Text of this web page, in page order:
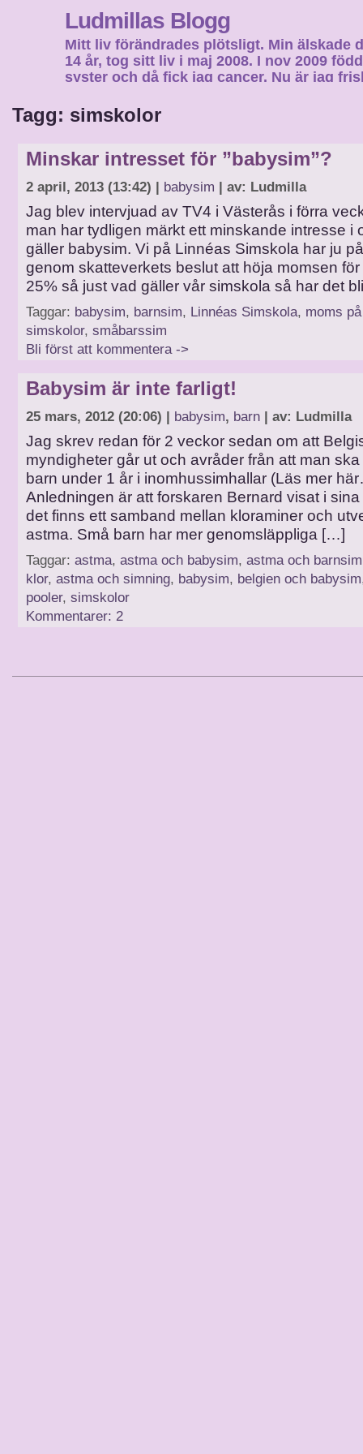
Ludmillas Blogg
Mitt liv förändrades plötsligt. Min älskade
14 år, tog sitt liv i maj 2008. I nov 2009
syster och då fick jag cancer. Nu är jag
Tagg: simskolor
Minskar intresset för ”babysim”?
2 april, 2013 (13:42) | babysim | av: Ludmilla
Jag blev intervjuad av TV4 i Västerås i förra
man har tydligen märkt ett minskande intresse i
gäller babysim. Vi på Linnéas Simskola har ju
genom skatteverkets beslut att höja momsen
25% så just vad gäller vår simskola så har det
Taggar: babysim, barnsim, Linnéas Simskola, moms
simskolor, småbarssim
Bli först att kommentera ->
Babysim är inte farligt!
25 mars, 2012 (20:06) | babysim, barn | av: Ludmilla
Jag skrev redan för 2 veckor sedan om att
myndigheter går ut och avråder från att man
barn under 1 år i inomhussimhallar (Läs mer
Anledningen är att forskaren Bernard visat i
det finns ett samband mellan kloraminer och
astma. Små barn har mer genomsläppliga […]
Taggar: astma, astma och babysim, astma och barnsim
klor, astma och simning, babysim, belgien och babysim
pooler, simskolor
Kommentarer: 2